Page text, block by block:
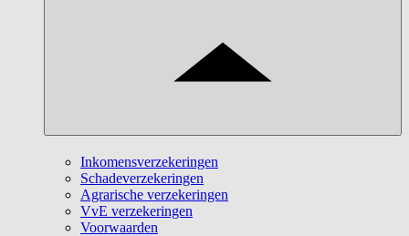
Inkomensverzekeringen
Schadeverzekeringen
Agrarische verzekeringen
VvE verzekeringen
Voorwaarden